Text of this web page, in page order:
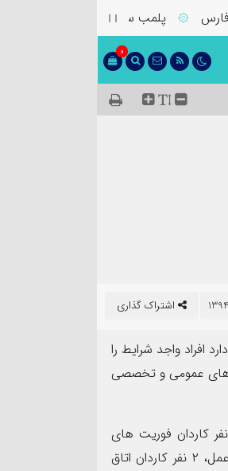
۞ پلمب سه واحد صنفی متخلف در
0
اشتراک گذاری
افراد واجد شرایط را
های عمومی و تخصصی
بر اساس این آگهی تعداد ۲۰ نفر پرستار، ۲ نفر کارشناس فوریت های پزشکی، ۲ نفر کاردان فوریت های
پزشکی، ۲ نفر کارشناس آزمایشگاه، ۲ نفر کاردان آزمایشگاه، ۲ نفر کارشناس اتاق عمل، ۲ نفر کاردان اتاق
۰۹
اردیبهشت